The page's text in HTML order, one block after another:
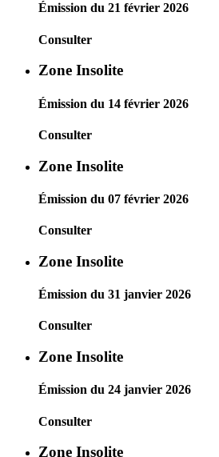
Émission du 21 février 2026
Consulter
Zone Insolite
Émission du 14 février 2026
Consulter
Zone Insolite
Émission du 07 février 2026
Consulter
Zone Insolite
Émission du 31 janvier 2026
Consulter
Zone Insolite
Émission du 24 janvier 2026
Consulter
Zone Insolite